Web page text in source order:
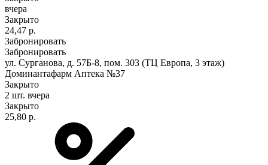
вчера
Закрыто
24,47 р.
Забронировать
Забронировать
ул. Сурганова, д. 57Б-8, пом. 303 (ТЦ Европа, 3 этаж)
Доминантафарм Аптека №37
Закрыто
2 шт. вчера
Закрыто
25,80 р.